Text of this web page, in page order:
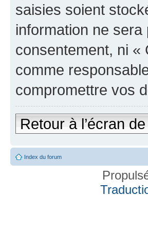
saisies soient
information ne
consentement, ni «
comme
compromettre vos
Retour à l’écran
Index du forum